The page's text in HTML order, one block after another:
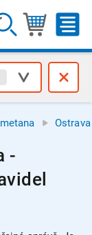
Ostrava
-